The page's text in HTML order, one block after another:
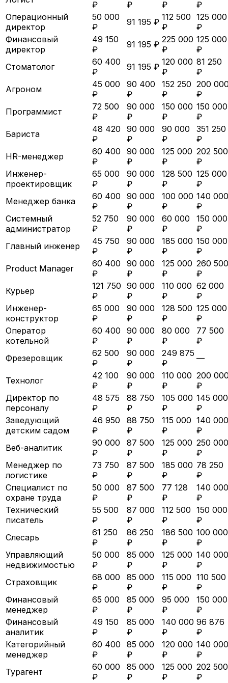
₽
₽
₽
₽
Операционный
директор
50 000
₽
91 195 ₽ 112 500
₽
125 000
₽
Финансовый
директор
49 150
₽
91 195 ₽ 225 000
₽
125 000
₽
Стоматолог
60 400
₽
91 195 ₽ 120 000
₽
81 250
₽
Агроном
45 000
₽
90 400
₽
152 250
₽
200
₽
Программист
72 500
₽
90 000
₽
150 000
₽
150 000
₽
Бариста
48 420
₽
90 000
₽
90 000
₽
351 250
₽
HR-менеджер
60 400
₽
90 000
₽
125 000
₽
202 500
₽
Инженер-
проектировщик
65 000
₽
90 000
₽
128 500
₽
125 000
₽
Менеджер банка
60 400
₽
90 000
₽
100 000
₽
140 000
₽
Системный
администратор
52 750
₽
90 000
₽
60 000
₽
150 000
₽
Главный инженер
45 750
₽
90 000
₽
185 000
₽
150 000
₽
Product Manager
60 400
₽
90 000
₽
125 000
₽
260 500
₽
Курьер
121 750
₽
90 000
₽
110 000
₽
62 000
₽
Инженер-
конструктор
65 000
₽
90 000
₽
128 500
₽
125 000
₽
Оператор
котельной
60 400
₽
90 000
₽
80 000
₽
77 500
₽
Фрезеровщик
62 500
₽
90 000
₽
249 875
₽
—
Технолог
42 100
₽
90 000
₽
110 000
₽
200
₽
Директор по
персоналу
48 575
₽
88 750
₽
105 000
₽
145 000
₽
Заведующий
детским садом
46 950
₽
88 750
₽
115 000
₽
140 000
₽
Веб-аналитик
90 000
₽
87 500
₽
125 000
₽
250 000
₽
Менеджер по
логистике
73 750
₽
87 500
₽
185 000
₽
78 250
₽
Специалист по
охране труда
50 000
₽
87 500
₽
77 128
₽
140 000
₽
Технический
писатель
55 500
₽
87 000
₽
112 500
₽
150 000
₽
Слесарь
61 250
₽
86 250
₽
186 500
₽
100 000
₽
Управляющий
недвижимостью
50 000
₽
85 000
₽
125 000
₽
140 000
₽
Страховщик
68 000
₽
85 000
₽
115 000
₽
110 500
₽
Финансовый
менеджер
65 000
₽
85 000
₽
95 000
₽
150 000
₽
Финансовый
аналитик
49 150
₽
85 000
₽
140 000
₽
96 876
₽
Категорийный
менеджер
60 400
₽
85 000
₽
120 000
₽
140 000
₽
Турагент
60 000
₽
85 000
₽
125 000
₽
202 500
₽